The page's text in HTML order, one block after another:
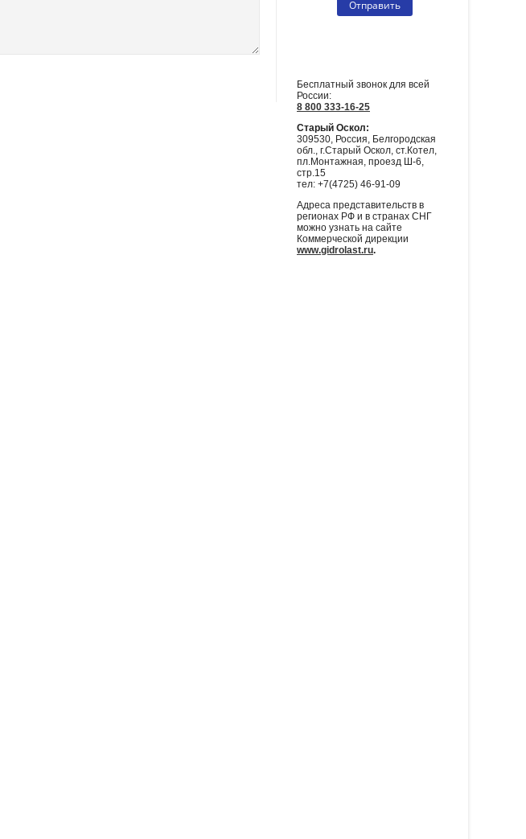
Бесплатный звонок для всей
России:
8 800 333-16-25
Старый Оскол:
309530, Россия, Белгородская
обл., г.Старый Оскол, ст.Котел,
пл.Монтажная, проезд Ш-6,
стр.15
тел: +7(4725) 46-91-09
Адреса представительств в
регионах РФ и в странах СНГ
можно узнать на сайте
Коммерческой дирекции
www.gidrolast.ru.